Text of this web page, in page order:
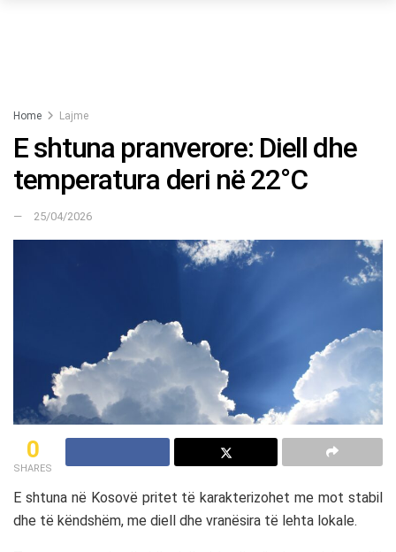
Home Lajme
E shtuna pranverore: Diell dhe
temperatura deri në 22°C
25/04/2026
0
SHARES
E shtuna në Kosovë pritet të karakterizohet me mot stabil
dhe të këndshëm, me diell dhe vranësira të lehta lokale.